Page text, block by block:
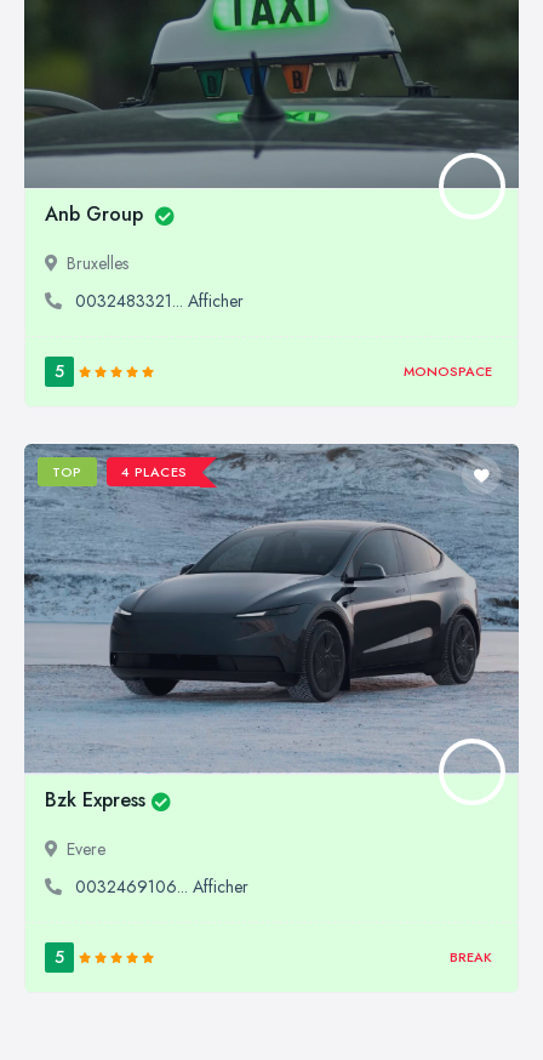
Anb Group
Bruxelles
0032483321... Afficher
5 MONOSPACE
TOP 4 PLACES
Bzk Express
Evere
0032469106... Afficher
5 BREAK